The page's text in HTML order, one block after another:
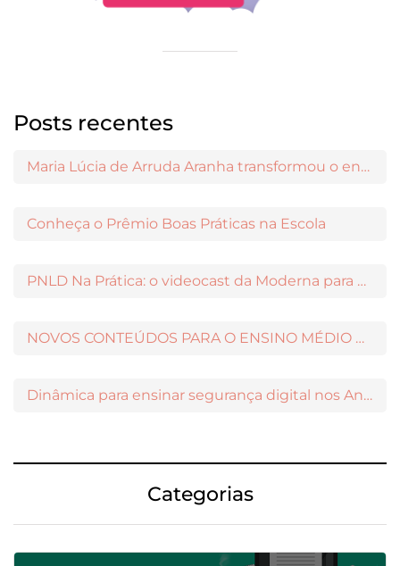
Posts recentes
Maria Lúcia de Arruda Aranha transformou o ensino de Filosofia no Brasil
Conheça o Prêmio Boas Práticas na Escola
PNLD Na Prática: o videocast da Moderna para apoiar a escolha das obras aprovadas
NOVOS CONTEÚDOS PARA O ENSINO MÉDIO DISPONÍVEIS NO MODERNAMIGOS
Dinâmica para ensinar segurança digital nos Anos Iniciais
Categorias